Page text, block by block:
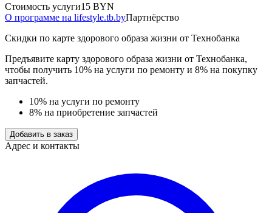
Стоимость услуги15 BYN
О программе на lifestyle.tb.byПартнёрство
Скидки по карте здорового образа жизни от Технобанка
Предъявите карту здорового образа жизни от Технобанка,
чтобы получить 10% на услуги по ремонту и 8% на покупку
запчастей.
10% на услуги по ремонту
8% на приобретение запчастей
Добавить в заказ
Адрес и контакты